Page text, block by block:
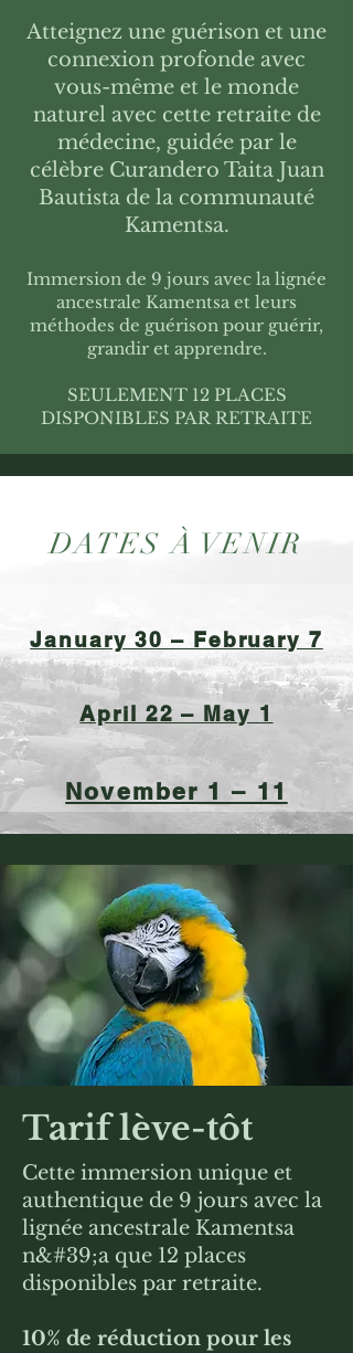
Atteignez une guérison et une
connexion profonde avec
vous-même et le monde
naturel avec cette retraite de
médecine, guidée par le
célèbre Curandero Taita Juan
Bautista de la communauté
Kamentsa.
Immersion de 9 jours avec la lignée
ancestrale Kamentsa et leurs
méthodes de guérison pour guérir,
grandir et apprendre.
SEULEMENT 12 PLACES
DISPONIBLES PAR RETRAITE
DATES À VENIR
January 30 – February 7
April 22 – May 1
November 1 – 11
Tarif lève-tôt
Cette immersion unique et
authentique de 9 jours avec la
lignée ancestrale Kamentsa
n&#39;a que 12 places
disponibles par retraite.
10% de réduction pour les